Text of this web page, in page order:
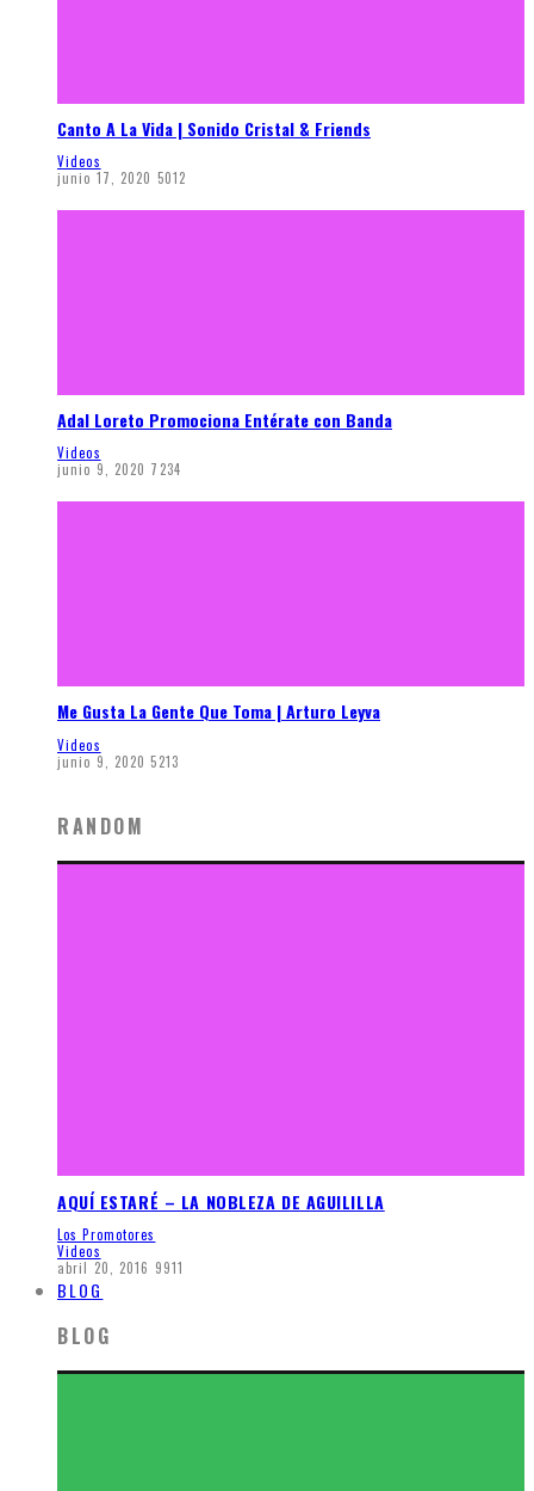
Canto A La Vida | Sonido Cristal & Friends
Videos
junio 17, 2020 5012
Adal Loreto Promociona Entérate con Banda
Videos
junio 9, 2020 7234
Me Gusta La Gente Que Toma | Arturo Leyva
Videos
junio 9, 2020 5213
RANDOM
AQUÍ ESTARÉ – LA NOBLEZA DE AGUILILLA
Los Promotores
Videos
abril 20, 2016 9911
BLOG
BLOG